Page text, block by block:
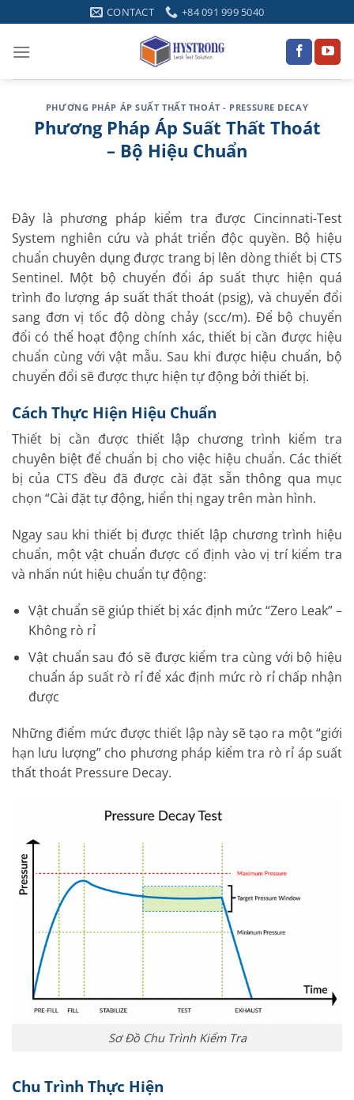
to
content
CONTACT +84 091 999 5040
PHƯƠNG PHÁP ÁP SUẤT THẤT THOÁT - PRESSURE DECAY
Phương Pháp Áp Suất Thất Thoát
– Bộ Hiệu Chuẩn
Đây là phương pháp kiểm tra được Cincinnati-Test
System nghiên cứu và phát triển độc quyền. Bộ hiệu
chuẩn chuyên dụng được trang bị lên dòng thiết bị CTS
Sentinel. Một bộ chuyển đổi áp suấtthực hiện quá
trình đo lượng áp suất thất thoát (psig), và chuyển đổi
sang đơn vị tốc độ dòng chảy (scc/m). Để bộ chuyển
đổi có thể hoạt động chính xác, thiết bị cần được hiệu
chuẩn cùng với vật mẫu. Sau khi được hiệu chuẩn, bộ
chuyển đổi sẽ được thực hiện tự động bởi thiết bị.
Cách Thực Hiện Hiệu Chuẩn
Thiết bị cần được thiết lập chương trình kiểm tra
chuyên biệt để chuẩn bị cho việc hiệu chuẩn. Các thiết
bị của CTS đều đã được cài đặt sẵn thông qua mục
chọn “Cài đặt tự động, hiển thị ngay trên màn hình.
Ngay sau khi thiết bị được thiết lập chương trình hiệu
chuẩn, một vật chuẩn được cố định vào vị trí kiểm tra
và nhấn nút hiệu chuẩn tự động:
Vật chuẩn sẽ giúp thiết bị xác định mức “Zero Leak” –
Không rò rỉ
Vật chuẩn sau đó sẽ được kiểm tra cùng với bộ hiệu
chuẩn áp suất rò rỉ để xác định mức rò rỉ chấp nhận
được
Những điểm mức được thiết lập này sẽ tạo ra một “giới
hạn lưu lượng” cho phương pháp kiểm tra rò rỉ áp suất
thất thoát Pressure Decay.
Sơ Đồ Chu Trình Kiểm Tra
Chu Trình Thực Hiện